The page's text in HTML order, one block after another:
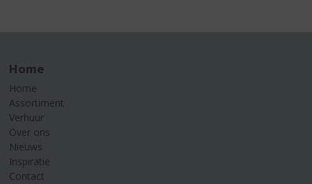
Home
Home
Assortiment
Verhuur
Over ons
Nieuws
Inspiratie
Contact